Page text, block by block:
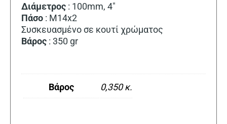
Διάμετρος : 100mm, 4″
Πάσο : M14x2
Συσκευασμένο σε κουτί χρώματος
Βάρος : 350 gr
Βάρος 0,350 κ.